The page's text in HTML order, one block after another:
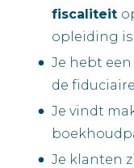
fiscaliteit
opleiding is
Je hebt
de
Je vindt
Je klanten